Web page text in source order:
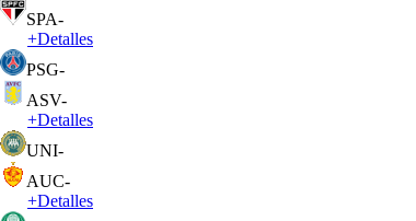
SPA-
+Detalles
PSG-
ASV-
+Detalles
UNI-
AUC-
+Detalles